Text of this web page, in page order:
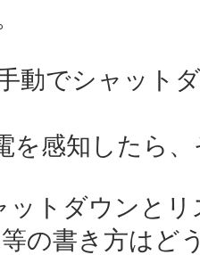
動でシャット
を感知したら
ットダウンと
等の書き方はど